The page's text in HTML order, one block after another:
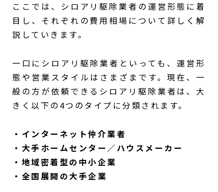
ここでは、シロアリ駆除業者の運営形態に着
目し、それぞれの費用相場について詳しく解
説していきます。
一口にシロアリ駆除業者といっても、運営形
態や営業スタイルはさまざまです。現在、一
般の方が依頼できるシロアリ駆除業者は、大
きく以下の4つのタイプに分類されます。
・インターネット仲介業者
・大手ホームセンター／ハウスメーカー
・地域密着型の中小企業
・全国展開の大手企業